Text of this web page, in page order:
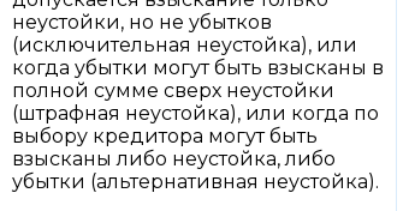
неустойки, но не убытков
(исключительная неустойка), или
когда убытки могут быть взысканы в
полной сумме сверх неустойки
(штрафная неустойка), или когда по
выбору кредитора могут быть
взысканы либо неустойка, либо
убытки (альтернативная неустойка).